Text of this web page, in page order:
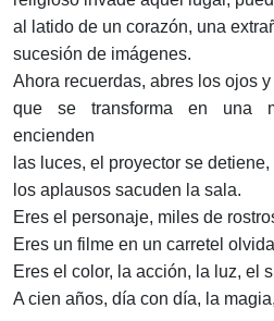
al latido de un corazón, una
sucesión de imágenes.
Ahora recuerdas, abres los ojos
que se transforma en una
encienden
las luces, el proyector se
los aplausos sacuden la sala.
Eres el personaje, miles de
Eres un filme en un carretel
Eres el color, la acción, la luz, el
A cien años, día con día, la